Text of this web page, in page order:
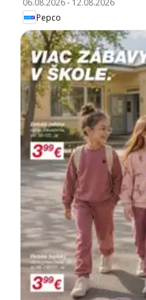
06.08.2026- 12.08.2026
Pepco